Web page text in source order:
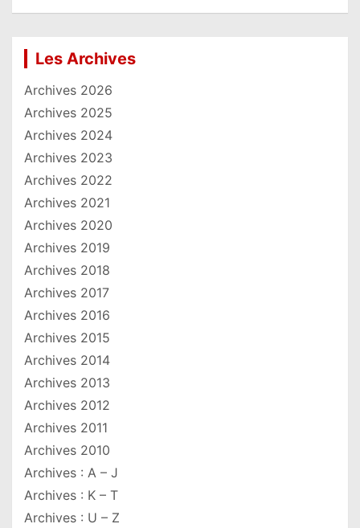
Les Archives
Archives 2026
Archives 2025
Archives 2024
Archives 2023
Archives 2022
Archives 2021
Archives 2020
Archives 2019
Archives 2018
Archives 2017
Archives 2016
Archives 2015
Archives 2014
Archives 2013
Archives 2012
Archives 2011
Archives 2010
Archives : A – J
Archives : K – T
Archives : U – Z